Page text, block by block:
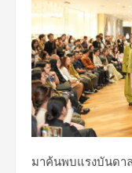
มาค้นพบแรงบันดา